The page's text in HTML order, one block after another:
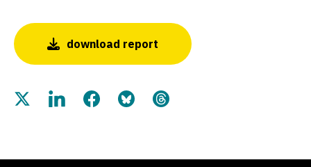
download report
Share this page on Twitter
Share this page on LinkedIn
Share this page on Facebook
Share this page on Bluesky
Share this page on Threads